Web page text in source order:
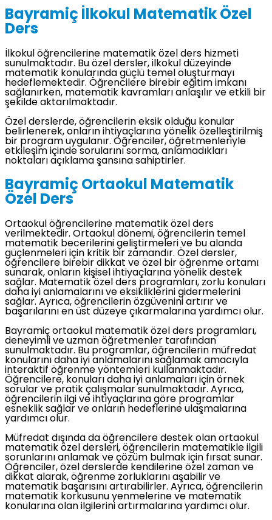
Bayramiç İlkokul Matematik Özel
Ders
İlkokul öğrencilerine matematik özel ders hizmeti
sunulmaktadır. Bu özel dersler, ilkokul düzeyinde
matematik konularında güçlü temel oluşturmayı
hedeflemektedir. Öğrencilere birebir eğitim imkanı
sağlanırken, matematik kavramları anlaşılır ve etkili bir
şekilde aktarılmaktadır.
Özel derslerde, öğrencilerin eksik olduğu konular
belirlenerek, onların ihtiyaçlarına yönelik özelleştirilmiş
bir program uygulanır. Öğrenciler, öğretmenleriyle
etkileşim içinde sorularını sorma, anlamadıkları
noktaları açıklama şansına sahiptirler.
Bayramiç Ortaokul Matematik
Özel Ders
Ortaokul öğrencilerine matematik özel ders
verilmektedir. Ortaokul dönemi, öğrencilerin temel
matematik becerilerini geliştirmeleri ve bu alanda
güçlenmeleri için kritik bir zamandır. Özel dersler,
öğrencilere birebir dikkat ve özel bir öğrenme ortamı
sunarak, onların kişisel ihtiyaçlarına yönelik destek
sağlar. Matematik özel ders programları, zorlu konuları
daha iyi anlamalarını ve eksikliklerini gidermelerini
sağlar. Ayrıca, öğrencilerin özgüvenini artırır ve
başarılarını en üst düzeye çıkarmalarına yardımcı olur.
Bayramiç ortaokul matematik özel ders programları,
deneyimli ve uzman öğretmenler tarafından
sunulmaktadır. Bu programlar, öğrencilerin müfredat
konularını daha iyi anlamalarını sağlamak amacıyla
interaktif öğrenme yöntemleri kullanmaktadır.
Öğrencilere, konuları daha iyi anlamaları için örnek
sorular ve pratik çalışmalar sunulmaktadır. Ayrıca,
öğrencilerin ilgi ve ihtiyaçlarına göre programlar
esneklik sağlar ve onların hedeflerine ulaşmalarına
yardımcı olur.
Müfredat dışında da öğrencilere destek olan ortaokul
matematik özel dersleri, öğrencilerin matematikle ilgili
sorunlarını anlamak ve çözüm bulmak için fırsat sunar.
Öğrenciler, özel derslerde kendilerine özel zaman ve
dikkat alarak, öğrenme zorluklarını aşabilir ve
matematik başarısını artırabilirler. Ayrıca, öğrencilerin
matematik korkusunu yenmelerine ve matematik
konularına olan ilgilerini artırmalarına yardımcı olur.